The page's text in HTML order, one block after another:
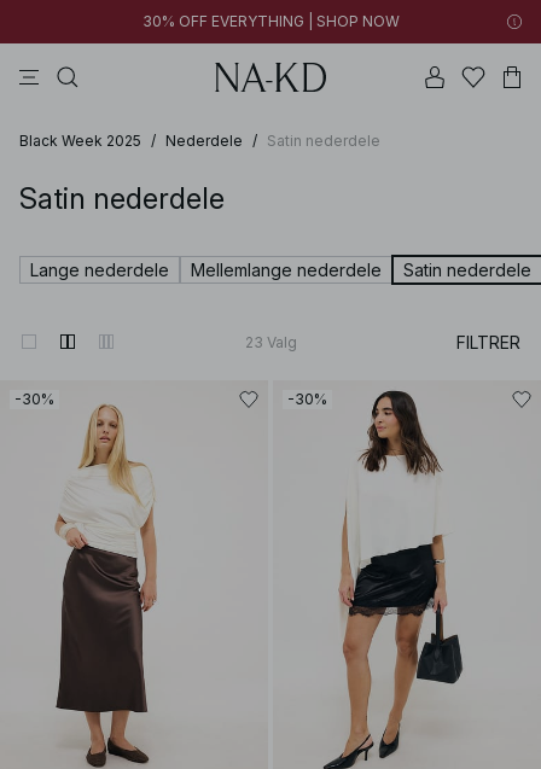
30% OFF EVERYTHING | SHOP NOW
Black Week 2025 / Nederdele / Satin nederdele
Satin nederdele
Lange nederdele Mellemlange nederdele Satin nederdele
23 Valg FILTRER
-30% -30%